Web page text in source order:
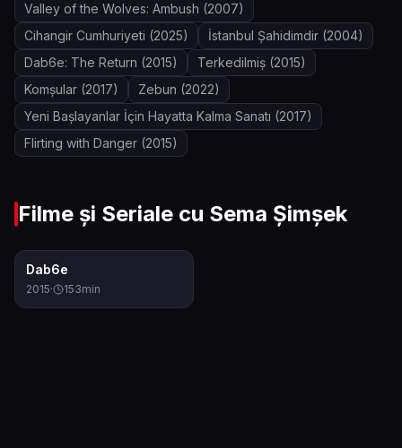
Valley of the Wolves: Ambush (2007)
Cihangir Cumhuriyeti (2025) İstanbul Şahidimdir (2004)
Dab6e: The Return (2015) Terkedilmiş (2015)
Komşular (2017) Zebun (2022)
Yeni Başlayanlar İçin Hayatta Kalma Sanatı (2017)
Flirting with Danger (2015)
Filme și Seriale cu Sema Şimşek
Dab6e
2015· 153min